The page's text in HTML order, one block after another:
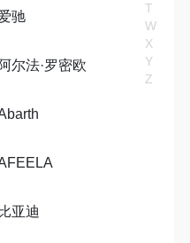
T
W
X
Y
Z
驰
阿尔法·罗密欧
比亚迪